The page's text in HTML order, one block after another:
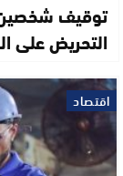
توقيف شخصين
التحريض على
اقتصاد